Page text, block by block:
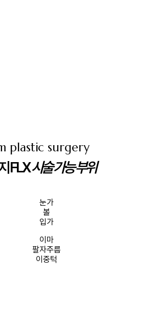
plastic surgery
FLX시술 가능 부위
눈가
볼
입가
이마
팔자주름
이중턱